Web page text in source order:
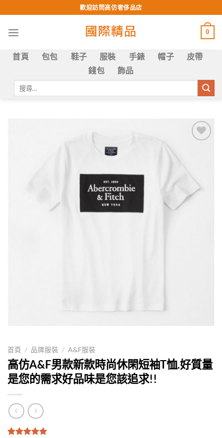
to
content
歡迎訪問高仿奢侈品店
0
首頁 包包 鞋子 服裝 手錶 帽子
皮帶
錢包
飾品
首頁 / 品牌服裝 / A&F服裝
高仿A&F男款新款時尚休閑短袖T恤.好質量
是您的需求好品味是您該追求!!